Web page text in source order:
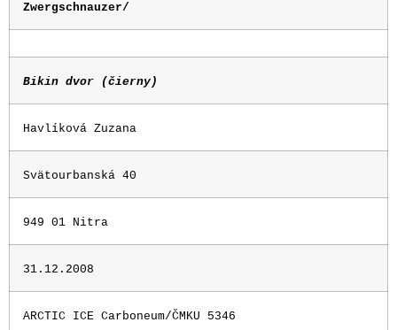
Zwergschnauzer/
Bikin dvor (čierny)
Havlíková Zuzana
Svätourbanská 40
949 01 Nitra
31.12.2008
ARCTIC ICE Carboneum/ČMKU 5346